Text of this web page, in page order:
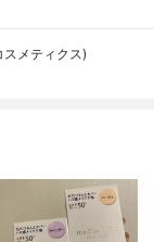
スメティクス)